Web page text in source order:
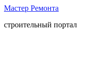
Мастер Ремонта
строительный портал